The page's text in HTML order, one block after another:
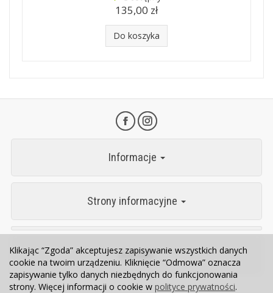
135,00 zł
Do koszyka
Informacje
Strony informacyjne
Kontakt
Klikając “Zgoda” akceptujesz zapisywanie wszystkich danych
cookie na twoim urządzeniu. Kliknięcie “Odmowa” oznacza
zapisywanie tylko danych niezbędnych do funkcjonowania
strony. Więcej informacji o cookie w polityce prywatności.